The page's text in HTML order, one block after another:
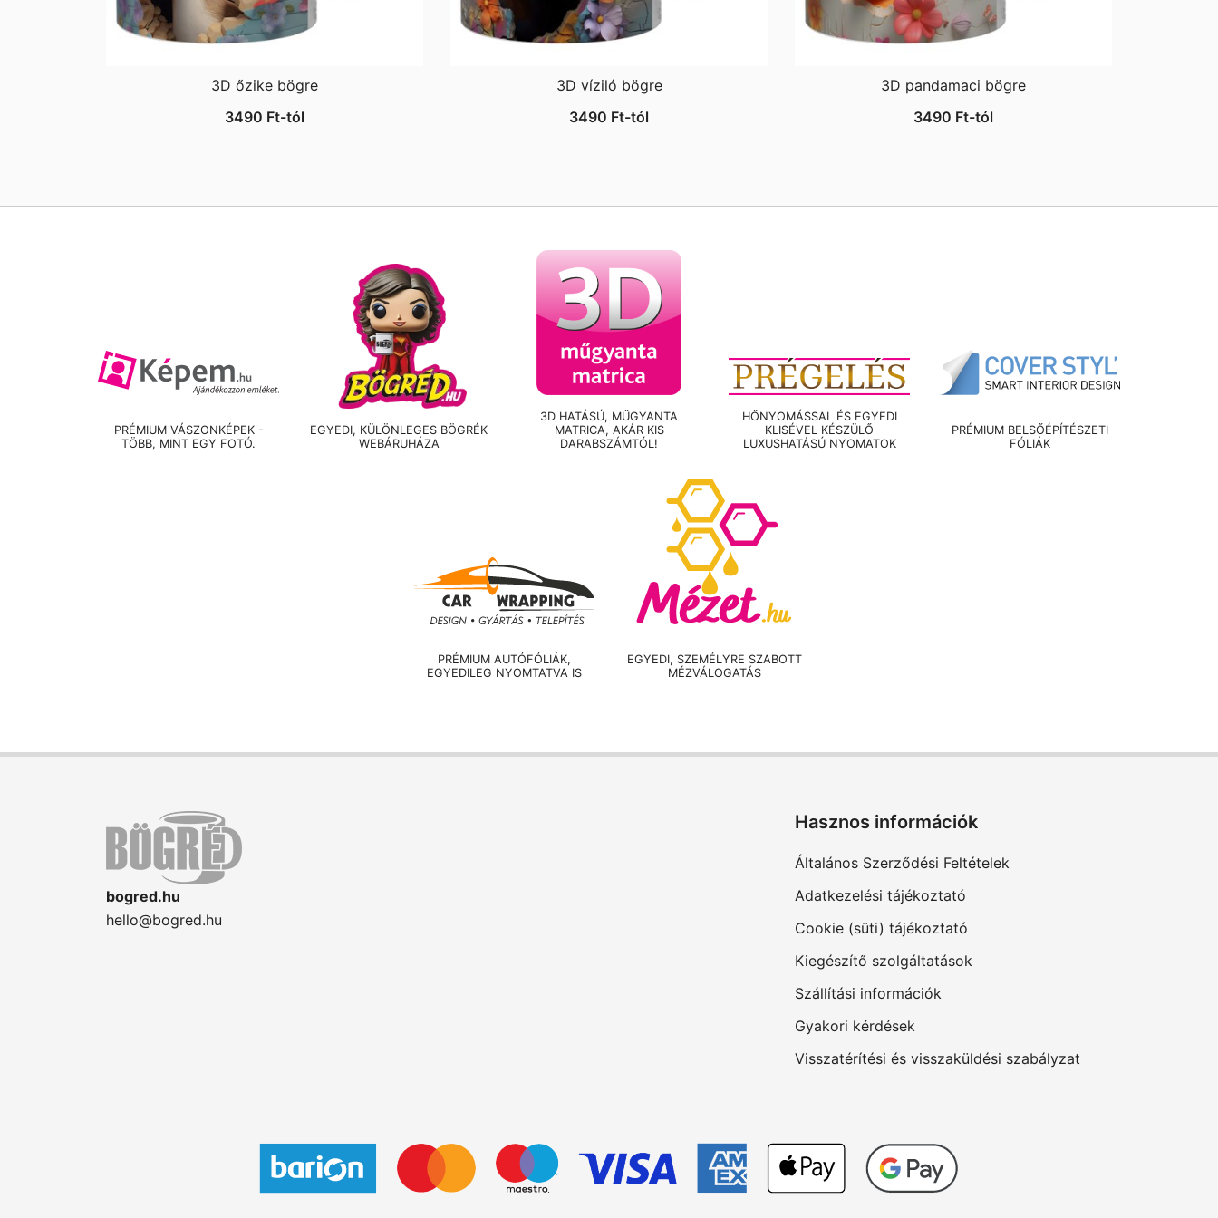
3D őzike bögre
3490 Ft-tól
3D víziló bögre
3490 Ft-tól
3D pandamaci bögre
3490 Ft-tól
PRÉMIUM VÁSZONKÉPEK -
TÖBB, MINT EGY FOTÓ.
EGYEDI, KÜLÖNLEGES BÖGRÉK
WEBÁRUHÁZA
3D HATÁSÚ, MŰGYANTA
MATRICA, AKÁR KIS
DARABSZÁMTÓL!
HŐNYOMÁSSAL ÉS EGYEDI
KLISÉVEL KÉSZÜLŐ
LUXUSHATÁSÚ NYOMATOK
PRÉMIUM BELSŐÉPÍTÉSZETI
FÓLIÁK
PRÉMIUM AUTÓFÓLIÁK,
EGYEDILEG NYOMTATVA IS
EGYEDI, SZEMÉLYRE SZABOTT
MÉZVÁLOGATÁS
bogred.hu
hello@bogred.hu
Hasznos információk
Általános Szerződési Feltételek
Adatkezelési tájékoztató
Cookie (süti) tájékoztató
Kiegészítő szolgáltatások
Szállítási információk
Gyakori kérdések
Visszatérítési és visszaküldési szabályzat